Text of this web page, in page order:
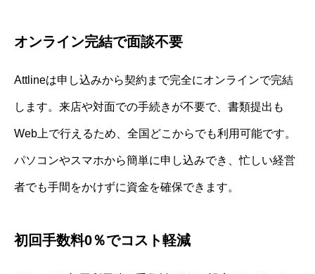
オンライン完結で面談不要
Attlineは申し込みから契約まで完全にオンラインで完結
します。来店や対面での手続きが不要で、書類提出も
Web上で行えるため、全国どこからでも利用可能です。
パソコンやスマホから簡単に申し込みでき、忙しい経営
者でも手間をかけずに資金を確保できます。
初回手数料0％でコスト軽減